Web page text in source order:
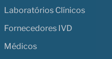
Laboratórios Clínicos
Fornecedores IVD
Médicos